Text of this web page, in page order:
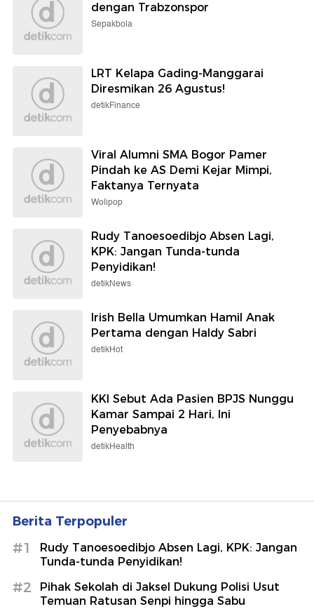
dengan Trabzonspor
Sepakbola
LRT Kelapa Gading-Manggarai
Diresmikan 26 Agustus!
detikFinance
Viral Alumni SMA Bogor Pamer
Pindah ke AS Demi Kejar Mimpi,
Faktanya Ternyata
Wolipop
Rudy Tanoesoedibjo Absen Lagi,
KPK: Jangan Tunda-tunda
Penyidikan!
detikNews
Irish Bella Umumkan Hamil Anak
Pertama dengan Haldy Sabri
detikHot
KKI Sebut Ada Pasien BPJS Nunggu
Kamar Sampai 2 Hari, Ini
Penyebabnya
detikHealth
Berita Terpopuler
#1
Rudy Tanoesoedibjo Absen Lagi, KPK: Jangan
Tunda-tunda Penyidikan!
#2
Pihak Sekolah di Jaksel Dukung Polisi Usut
Temuan Ratusan Senpi hingga Sabu